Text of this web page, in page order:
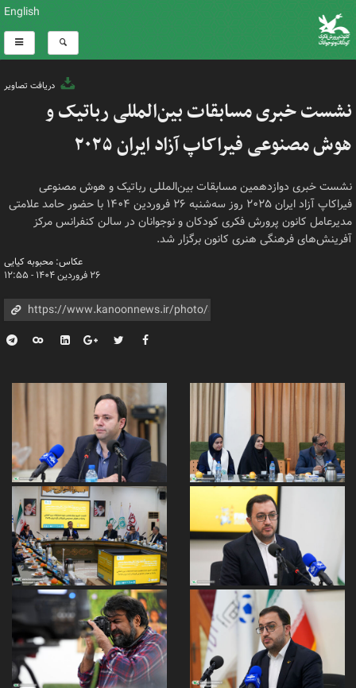
English
دریافت تصاویر
نشست خبری مسابقات بین‌المللی رباتیک و
هوش مصنوعی فیراکاپ آزاد ایران ۲۰۲۵
نشست خبری دوازدهمین مسابقات بین‌المللی رباتیک و هوش مصنوعی
فیراکاپ آزاد ایران ۲۰۲۵ روز سه‌شنبه ۲۶ فروردین ۱۴۰۴ با حضور حامد علامتی
مدیرعامل کانون پرورش فکری کودکان و نوجوانان در سالن کنفرانس مرکز
آفرینش‌های فرهنگی هنری کانون برگزار شد.
عکاس: محبوبه کیایی
۲۶ فروردین ۱۴۰۴ - ۱۲:۵۵